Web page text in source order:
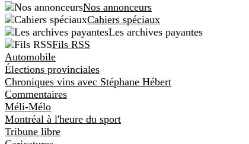
Nos annonceurs
Cahiers spéciaux
Les archives payantes
Fils RSS
Automobile
Élections provinciales
Chroniques vins avec Stéphane Hébert
Commentaires
Méli-Mélo
Montréal à l'heure du sport
Tribune libre